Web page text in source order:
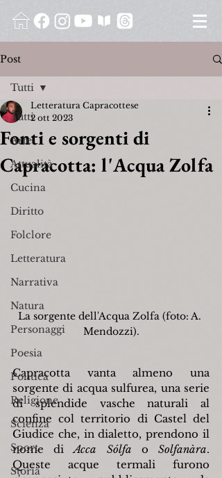
Post
Tutti
Arte
Attualità
Cucina
Diritto
Folclore
Letteratura
Narrativa
Natura
Personaggi
Poesia
Politica
Religione
Scienza
Sport
Storia
Tutti
Fonti e sorgenti di
Capracotta: l'Acqua Zolfa
Letteratura Capracottese
2 ott 2023
La sorgente dell'Acqua Zolfa (foto: A.
Mendozzi).
Capracotta vanta almeno una
sorgente di acqua sulfurea, una serie
di splendide vasche naturali al
confine col territorio di Castel del
Giudice che, in dialetto, prendono il
nome di Acca Sólfa o Solfanàra.
Queste acque termali furono